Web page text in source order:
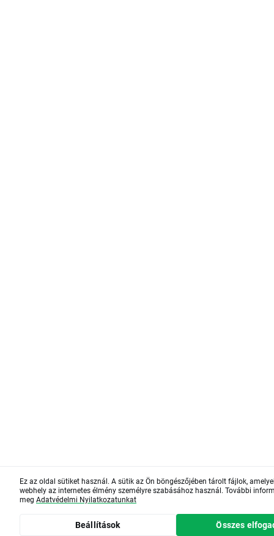
Ez az oldal sütiket használ. A sütik az Ön böngészőjében tárolt fájlok,
webhely az internetes élmény személyre szabásához használ. További
meg Adatvédelmi Nyilatkozatunkat
Beállítások Összes